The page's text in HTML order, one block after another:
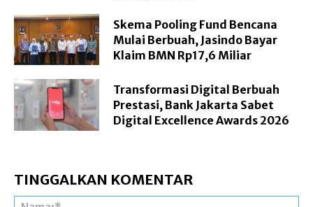
Skema Pooling Fund Bencana
Mulai Berbuah, Jasindo Bayar
Klaim BMN Rp17,6 Miliar
Transformasi Digital Berbuah
Prestasi, Bank Jakarta Sabet
Digital Excellence Awards 2026
TINGGALKAN KOMENTAR